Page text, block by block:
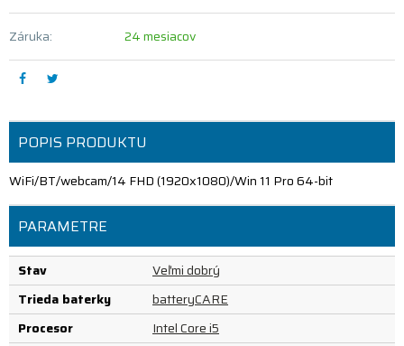
Záruka: 24 mesiacov
POPIS PRODUKTU
WiFi/BT/webcam/14 FHD (1920x1080)/Win 11 Pro 64-bit
PARAMETRE
Stav
Veľmi dobrý
Trieda baterky
batteryCARE
Procesor
Intel Core i5